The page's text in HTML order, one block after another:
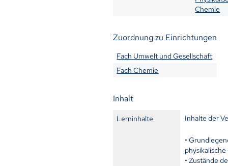
Chemie
Zuordnung zu Einrichtungen
Fach Umwelt und Gesellschaft
Fach Chemie
Inhalt
Lerninhalte Inhalte der
•
• Zustände